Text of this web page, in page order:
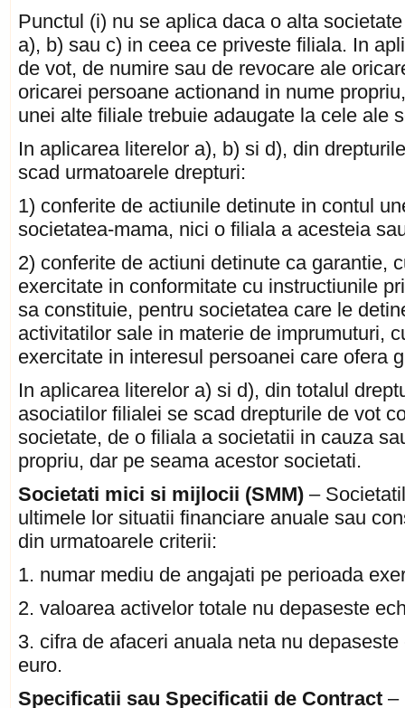
Punctul (i) nu se aplica daca o alta
a), b) sau c) in ceea ce priveste filiala. In
de vot, de numire sau de revocare ale
oricarei persoane actionand in nume
unei alte filiale trebuie adaugate la cele ale
In aplicarea literelor a), b) si d), din
scad urmatoarele drepturi:
1) conferite de actiunile detinute in contul
societatea-mama, nici o filiala a acesteia
2) conferite de actiuni detinute ca garantie,
exercitate in conformitate cu instructiunile
sa constituie, pentru societatea care le
activitatilor sale in materie de imprumuturi,
exercitate in interesul persoanei care ofera
In aplicarea literelor a) si d), din totalul
asociatilor filialei se scad drepturile de vot
societate, de o filiala a societatii in cauza
propriu, dar pe seama acestor societati.
Societati mici si mijlocii (SMM) –
ultimele lor situatii financiare anuale sau
din urmatoarele criterii:
1. numar mediu de angajati pe perioada
2. valoarea activelor totale nu depaseste
3. cifra de afaceri anuala neta nu
euro.
Specificatii sau Specificatii de Contract –